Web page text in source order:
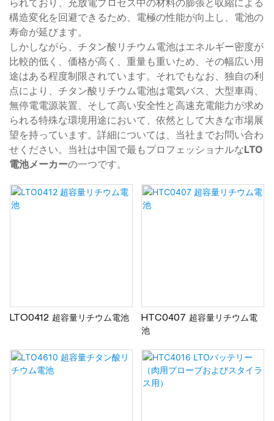
構造変化を回避できるため、電極の性能が向上し、電池の
寿命が延びます。
しかしながら、チタン酸リチウム電池はエネルギー密度が
比較的低く、価格が高く、重量も重いため、その幅広い用
途はある程度制限されています。それでもなお、独自の利
点により、チタン酸リチウム電池は電気バス、大型車両、
無停電電源装置、そして高い安全性と高速充電能力が求め
られる特殊な環境用途において、依然として大きな市場展
望を持っています。詳細については、当社までお問い合わ
せください。当社は中国で最もプロフェッショナルなLTO
電池メーカーの一つです。
LTO0412 超容量リチウム電池
HTC0407 超容量リチウム電
池